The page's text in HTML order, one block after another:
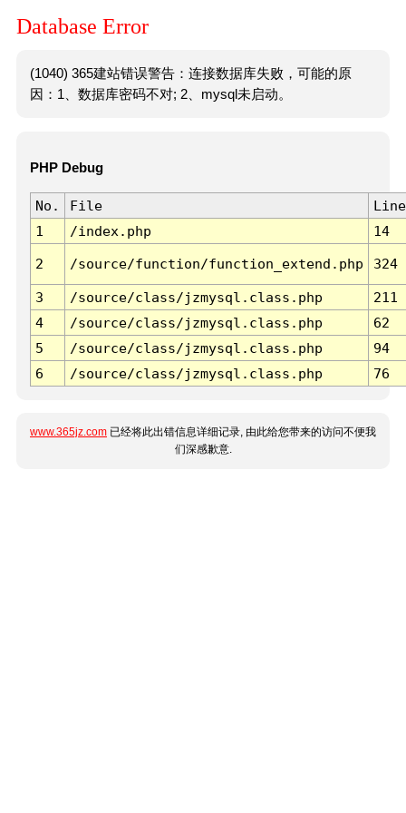
Database Error
(1040) 365建站错误警告：连接数据库失败，可能的原
因：1、数据库密码不对; 2、mysql未启动。
PHP Debug
No. File
Line
1
/index.php 14
2 /source/function/function_extend.php 324
3 /source/class/jzmysql.class.php
211
4
/source/class/jzmysql.class.php
62
5
/source/class/jzmysql.class.php
94
6
/source/class/jzmysql.class.php 76
www.365jz.com 已经将此出错信息详细记录, 由此给您带来的访问不便我
们深感歉意.